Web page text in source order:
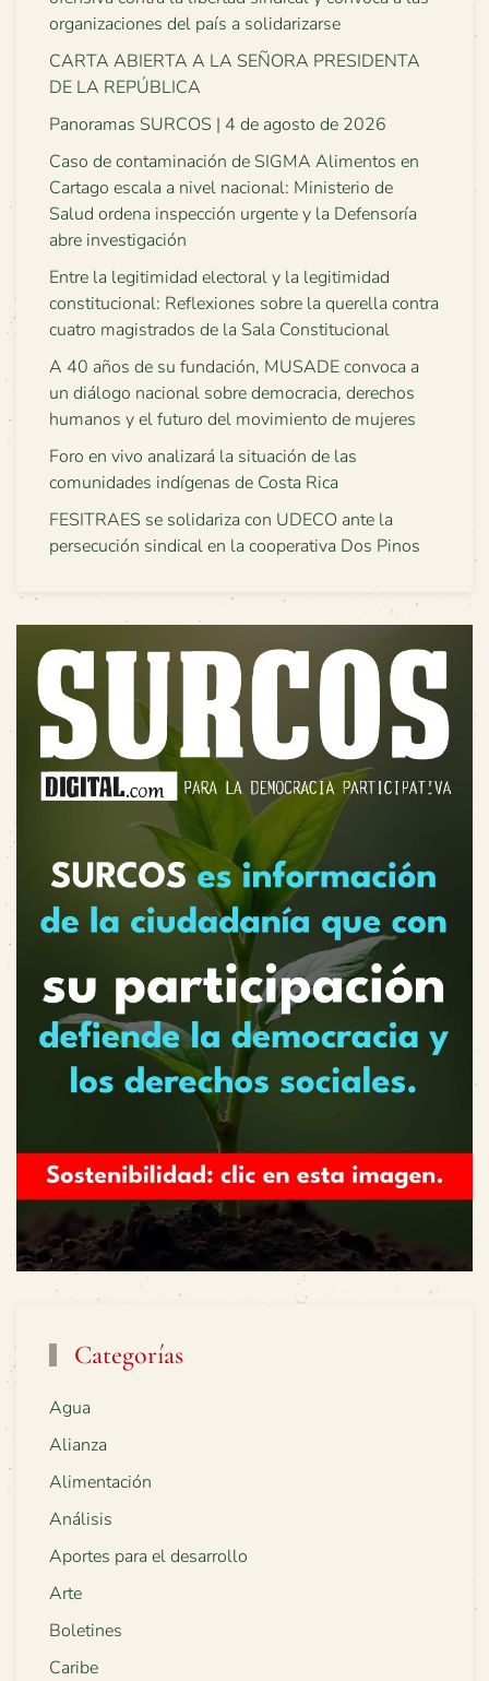
organizaciones del país a solidarizarse
CARTA ABIERTA A LA SEÑORA PRESIDENTA
DE LA REPÚBLICA
Panoramas SURCOS | 4 de agosto de 2026
Caso de contaminación de SIGMA Alimentos en
Cartago escala a nivel nacional: Ministerio de
Salud ordena inspección urgente y la Defensoría
abre investigación
Entre la legitimidad electoral y la legitimidad
constitucional: Reflexiones sobre la querella contra
cuatro magistrados de la Sala Constitucional
A 40 años de su fundación, MUSADE convoca a
un diálogo nacional sobre democracia, derechos
humanos y el futuro del movimiento de mujeres
Foro en vivo analizará la situación de las
comunidades indígenas de Costa Rica
FESITRAES se solidariza con UDECO ante la
persecución sindical en la cooperativa Dos Pinos
Categorías
Agua
Alianza
Alimentación
Análisis
Aportes para el desarrollo
Arte
Boletines
Caribe